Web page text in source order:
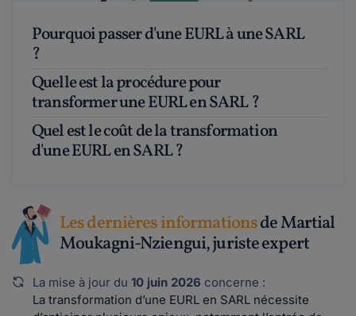
Pourquoi passer d'une EURL à une SARL
?
Quelle est la procédure pour
transformer une EURL en SARL ?
Quel est le coût de la transformation
d'une EURL en SARL ?
Les dernières informationsde Martial
Moukagni-Nziengui, juriste expert
La mise à jour du 10 juin 2026 concerne :
La transformation d’une EURL en SARL nécessite